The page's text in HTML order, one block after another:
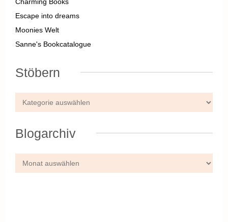
Charming Books
Escape into dreams
Moonies Welt
Sanne's Bookcatalogue
Stöbern
Blogarchiv